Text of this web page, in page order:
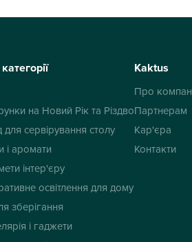
на Новий Рік та Різдво
для сервірування столу
і аромати
інтер'єру
освітлення для дому
зберігання
і гаджети
Kaktus
Про
Партнерам
Кар'єра
Контакти